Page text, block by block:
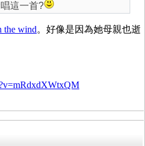
這一首?
the wind。好像是因為她母親也逝